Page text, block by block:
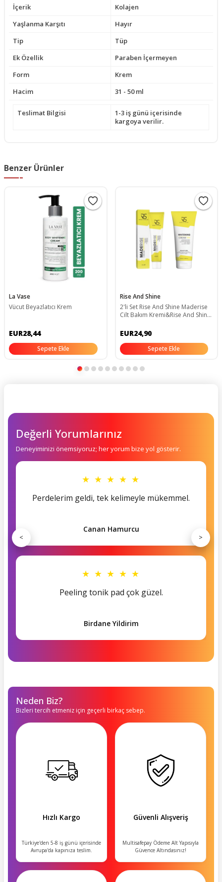
İçerik
Kolajen
Yaşlanma Karşıtı
Hayır
Tip
Tüp
Ek Özellik
Paraben İçermeyen
Form
Krem
Hacim
31 - 50 ml
Teslimat Bilgisi
1-3 iş günü içerisinde
kargoya verilir.
Benzer Ürünler
La Vase
Vücut Beyazlatıcı Krem
EUR28,44
Sepete Ekle
Rise And Shine
2'li Set Rise And Shine Maderise
Cilt Bakım Kremi&Rise And Shine
EUR24,90
Sepete Ekle
Değerli Yorumlarınız
Deneyiminizi önemsiyoruz; her yorum bize yol gösterir.
★ ★ ★ ★ ★
Perdelerim geldi, tek kelimeyle mükemmel.
Canan Hamurcu
★ ★ ★ ★ ★
Peeling tonik pad çok güzel.
Birdane Yildirim
< >
Neden Biz?
Bizleri tercih etmeniz için geçerli birkaç sebep.
Hızlı Kargo
Türkiye'den 5-8 iş günü içerisinde
Avrupa'da kapınıza teslim.
Güvenli Alışveriş
Multisafepay Ödeme Alt Yapısıyla
Güvence Altındasınız!